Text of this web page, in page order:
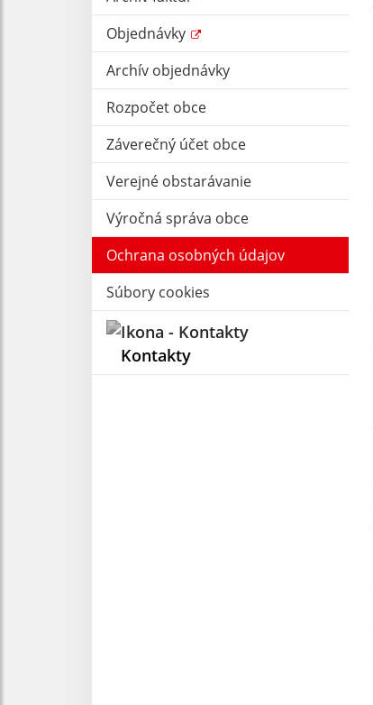
Objednávky
Archív objednávky
Rozpočet obce
Záverečný účet obce
Verejné obstarávanie
Výročná správa obce
Ochrana osobných údajov
Súbory cookies
Kontakty